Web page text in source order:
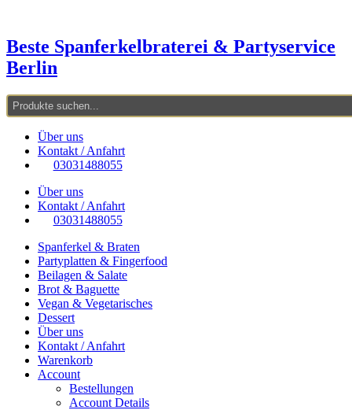
springen
Beste Spanferkelbraterei & Partyservice
Berlin
Über uns
Kontakt / Anfahrt
03031488055
Über uns
Kontakt / Anfahrt
03031488055
Spanferkel & Braten
Partyplatten & Fingerfood
Beilagen & Salate
Brot & Baguette
Vegan & Vegetarisches
Dessert
Über uns
Kontakt / Anfahrt
Warenkorb
Account
Bestellungen
Account Details